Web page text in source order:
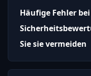
Häufige Fehler bei
Sie sie vermeiden